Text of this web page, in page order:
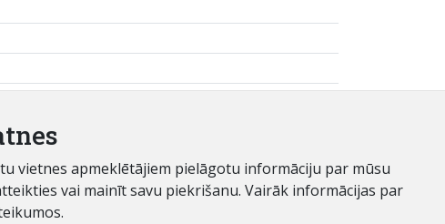
vietnes apmeklētājiem pielāgotu informāciju par mūsu
vai mainīt savu piekrišanu. Vairāk informācijas par